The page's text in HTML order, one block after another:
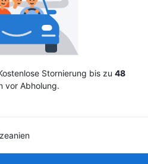
Stornierung bis zu 48
vor Abholung.